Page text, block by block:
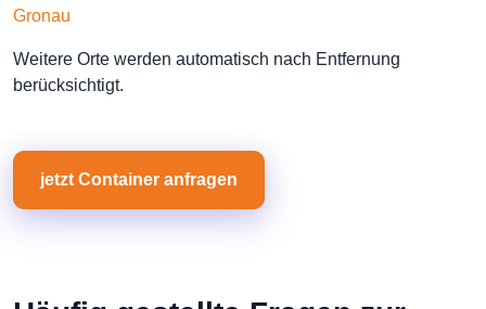
Gronau
Weitere Orte werden automatisch nach Entfernung
berücksichtigt.
jetzt Container anfragen